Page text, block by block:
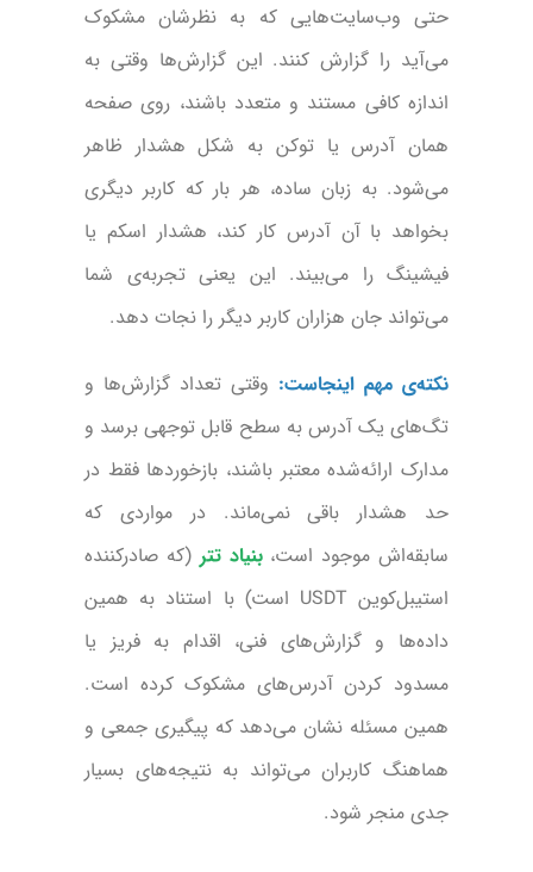
حتی وب‌سایت‌هایی که به نظرشان مشکوک
می‌آید را گزارش کنند. این گزارش‌ها وقتی به
اندازه کافی مستند و متعدد باشند، روی صفحه
همان آدرس یا توکن به شکل هشدار ظاهر
می‌شود. به زبان ساده، هر بار که کاربر دیگری
بخواهد با آن آدرس کار کند، هشدار اسکم یا
فیشینگ را می‌بیند. این یعنی تجربه‌ی شما
می‌تواند جان هزاران کاربر دیگر را نجات دهد.
نکته‌ی مهم اینجاست: وقتی تعداد گزارش‌ها و
تگ‌های یک آدرس به سطح قابل توجهی برسد و
مدارک ارائه‌شده معتبر باشند، بازخوردها فقط در
حد هشدار باقی نمی‌ماند. در مواردی که
سابقه‌اش موجود است،بنیاد تتر (که صادرکننده
استیبل‌کوین USDT است) با استناد به همین
داده‌ها و گزارش‌های فنی، اقدام به فریز یا
مسدود کردن آدرس‌های مشکوک کرده است.
همین مسئله نشان می‌دهد که پیگیری جمعی و
هماهنگ کاربران می‌تواند به نتیجه‌های بسیار
جدی منجر شود.